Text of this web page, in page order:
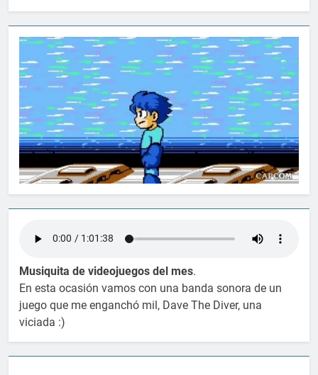
Musiquita de videojuegos del mes.
En esta ocasión vamos con una banda sonora de un
juego que me enganchó mil, Dave The Diver, una
viciada :)